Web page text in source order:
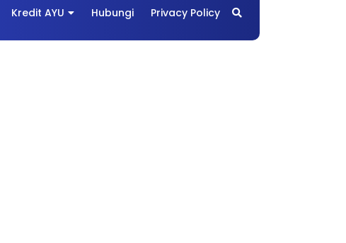
Kredit AYU Hubungi Privacy Policy